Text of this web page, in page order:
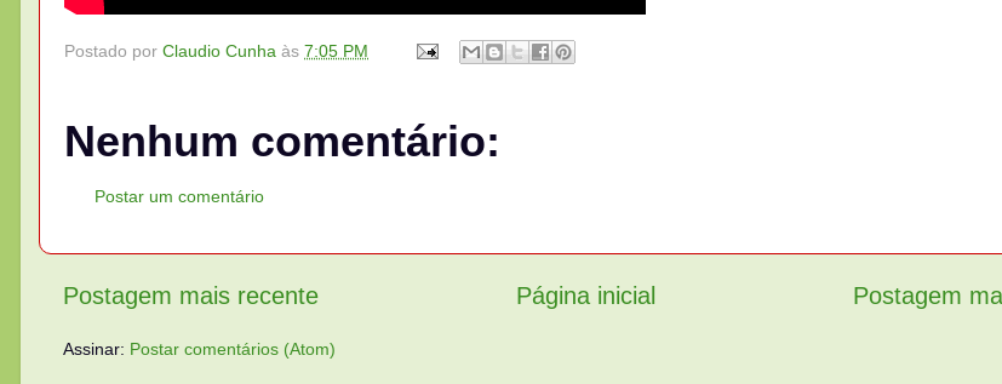
Postado por Claudio Cunha às 7:05 PM
Nenhum comentário:
Postar um comentário
Postagem mais recente Postagem
Página inicial
Assinar: Postar comentários (Atom)